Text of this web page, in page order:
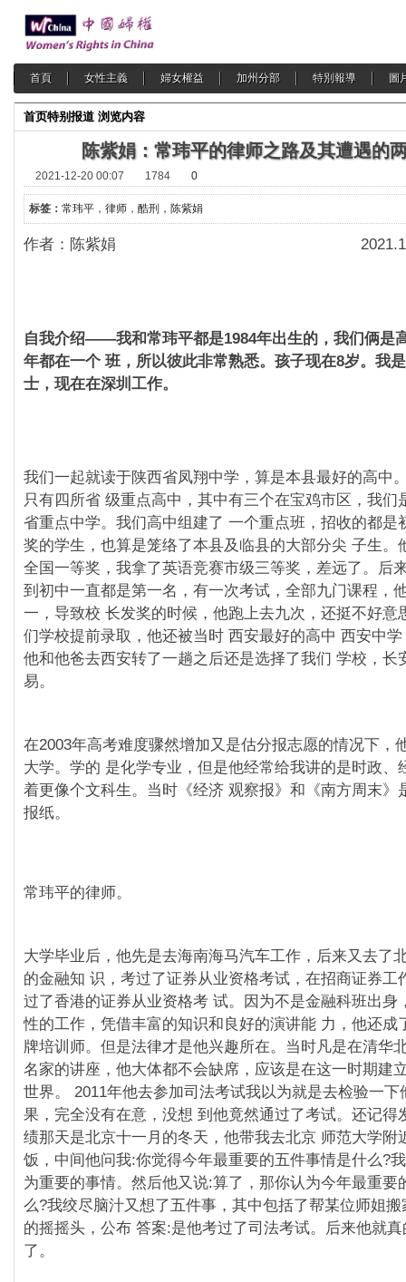
首頁 女性主義 婦女權益 加州分部 特別報導 圖
首页特别报道 浏览内容
陈紫娟：常玮平的律师之路及其遭遇的
2021-12-20 00:07 1784 0
标签： 常玮平 ， 律师 ， 酷刑，陈紫娟
作者：陈紫娟
自我介绍——我和常玮平都是1984年出生的，我们俩是
年都在一个 班，所以彼此非常熟悉。孩子现在8岁。我
士，现在在深圳工作。
我们一起就读于陕⻄省凤翔中学，算是本县最好的高中
只有四所省 级重点高中，其中有三个在宝鸡市区，我们
省重点中学。我们高中组建了 一个重点班，招收的都是
奖的学生，也算是笼络了本县及临县的大部分尖 子生。
全国一等奖，我拿了英语竞赛市级三等奖，差远了。后
到初中一直都是第一名，有一次考试，全部九⻔课程，
一，导致校 ⻓发奖的时候，他跑上去九次，还挺不好意
们学校提前录取，他还被当时 ⻄安最好的高中 ⻄安中
他和他爸去⻄安转了一趟之后还是选择了我们 学校，⻓
易。
在2003年高考难度骤然增加又是估分报志愿的情况下，
大学。学的 是化学专业，但是他经常给我讲的是时政、
着更像个文科生。当时《经济 观察报》和《南方周末》
报纸。
常玮平的律师。
大学毕业后，他先是去海南海⻢汽⻋工作，后来又去了
的金融知 识，考过了证券从业资格考试，在招商证券工
过了香港的证券从业资格考 试。因为不是金融科班出身
性的工作，凭借丰富的知识和良好的演讲能 力，他还成
牌培训师。但是法律才是他兴趣所在。当时凡是在清华
名家的讲座，他大体都不会缺席，应该是在这一时期建
世界。 2011年他去参加司法考试我以为就是去检验一下
果，完全没有在意，没想 到他竟然通过了考试。还记得
绩那天是北京十一月的冬天，他带我去北京 师范大学附
饭，中间他问我:你觉得今年最重要的五件事情是什么?
为重要的事情。然后他又说:算了，那你认为今年最重要
么?我绞尽脑汁又想了五件事，其中包括了帮某位师姐
的摇摇头，公布 答案:是他考过了司法考试。后来他就
了。